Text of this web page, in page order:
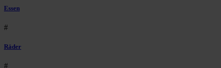
Essen
#
Räder
#